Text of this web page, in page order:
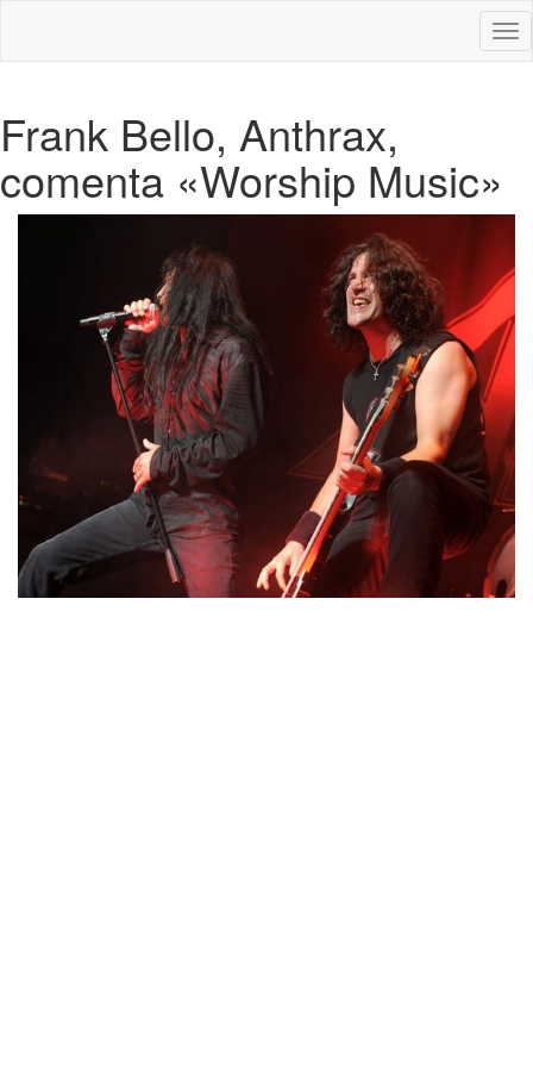
Frank Bello, Anthrax,
comenta «Worship Music»